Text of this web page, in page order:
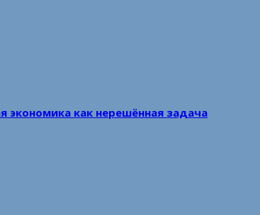
экономика как нерешённая задача